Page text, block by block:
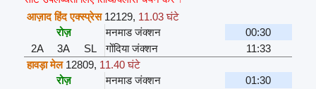
आज़ाद हिंद एक्स्प्रेस 12129, 11.03 घंटे
रोज़
मनमाड जंक्शन
00:30
2A
3A SL गोंदिया जंक्शन
11:33
हावड़ा मेल 12809, 11.40 घंटे
रोज़
मनमाड जंक्शन
01:30